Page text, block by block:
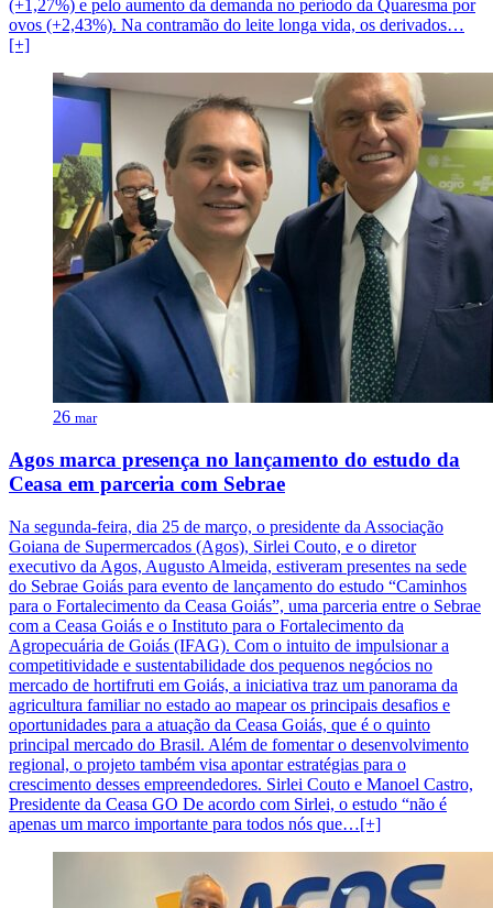
(+1,27%) e pelo aumento da demanda no período da Quaresma por
ovos (+2,43%). Na contramão do leite longa vida, os derivados…
[+]
26 mar
Agos marca presença no lançamento do estudo da
Ceasa em parceria com Sebrae
Na segunda-feira, dia 25 de março, o presidente da Associação
Goiana de Supermercados (Agos), Sirlei Couto, e o diretor
executivo da Agos, Augusto Almeida, estiveram presentes na sede
do Sebrae Goiás para evento de lançamento do estudo “Caminhos
para o Fortalecimento da Ceasa Goiás”, uma parceria entre o Sebrae
com a Ceasa Goiás e o Instituto para o Fortalecimento da
Agropecuária de Goiás (IFAG). Com o intuito de impulsionar a
competitividade e sustentabilidade dos pequenos negócios no
mercado de hortifruti em Goiás, a iniciativa traz um panorama da
agricultura familiar no estado ao mapear os principais desafios e
oportunidades para a atuação da Ceasa Goiás, que é o quinto
principal mercado do Brasil. Além de fomentar o desenvolvimento
regional, o projeto também visa apontar estratégias para o
crescimento desses empreendedores. Sirlei Couto e Manoel Castro,
Presidente da Ceasa GO De acordo com Sirlei, o estudo “não é
apenas um marco importante para todos nós que…[+]